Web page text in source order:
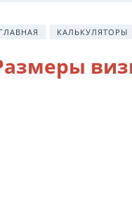
КАЛЬКУЛЯТОРЫ